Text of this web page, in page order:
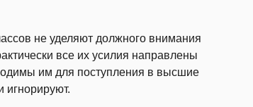
не уделяют должного внимания
все их усилия направлены
им для поступления в высшие
игнорируют.